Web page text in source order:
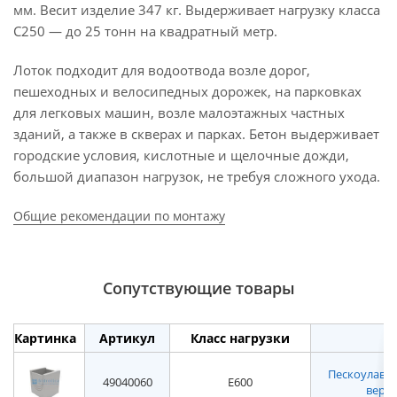
мм. Весит изделие 347 кг. Выдерживает нагрузку класса
С250 — до 25 тонн на квадратный метр.
Лоток подходит для водоотвода возле дорог,
пешеходных и велосипедных дорожек, на парковках
для легковых машин, возле малоэтажных частных
зданий, а также в скверах и парках. Бетон выдерживает
городские условия, кислотные и щелочные дожди,
большой диапазон нагрузок, не требуя сложного ухода.
Общие рекомендации по монтажу
Сопутствующие товары
Картинка Артикул Класс нагрузки
49040060 E600